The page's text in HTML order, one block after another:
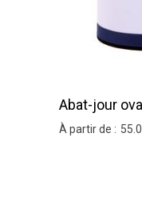
Abat-jour
À partir de : 55